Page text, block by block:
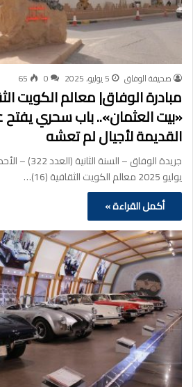
صحيفة الوفاق 5 يوليو، 2025 0
65
«بيت العثمان».. باب سحري يفتح
القديمة لأجيال لم تعشه
يوليو 2025 معالم الكويت الثقافية (16)…
أكمل القراءة »